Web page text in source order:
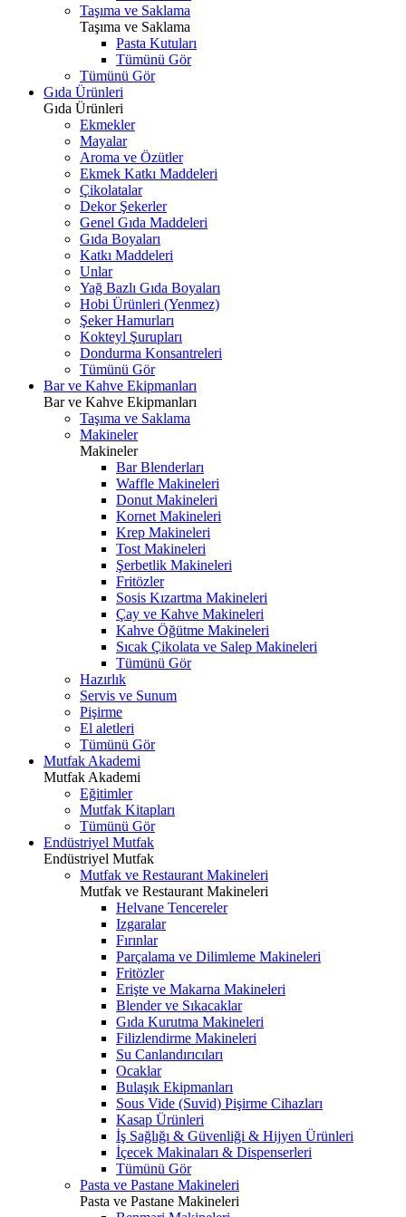
Taşıma ve Saklama
Taşıma ve Saklama
Pasta Kutuları
Tümünü Gör
Tümünü Gör
Gıda Ürünleri
Gıda Ürünleri
Ekmekler
Mayalar
Aroma ve Özütler
Ekmek Katkı Maddeleri
Çikolatalar
Dekor Şekerler
Genel Gıda Maddeleri
Gıda Boyaları
Katkı Maddeleri
Unlar
Yağ Bazlı Gıda Boyaları
Hobi Ürünleri (Yenmez)
Şeker Hamurları
Kokteyl Şurupları
Dondurma Konsantreleri
Tümünü Gör
Bar ve Kahve Ekipmanları
Bar ve Kahve Ekipmanları
Taşıma ve Saklama
Makineler
Makineler
Bar Blenderları
Waffle Makineleri
Donut Makineleri
Kornet Makineleri
Krep Makineleri
Tost Makineleri
Şerbetlik Makineleri
Fritözler
Sosis Kızartma Makineleri
Çay ve Kahve Makineleri
Kahve Öğütme Makineleri
Sıcak Çikolata ve Salep Makineleri
Tümünü Gör
Hazırlık
Servis ve Sunum
Pişirme
El aletleri
Tümünü Gör
Mutfak Akademi
Mutfak Akademi
Eğitimler
Mutfak Kitapları
Tümünü Gör
Endüstriyel Mutfak
Endüstriyel Mutfak
Mutfak ve Restaurant Makineleri
Mutfak ve Restaurant Makineleri
Helvane Tencereler
Izgaralar
Fırınlar
Parçalama ve Dilimleme Makineleri
Fritözler
Erişte ve Makarna Makineleri
Blender ve Sıkacaklar
Gıda Kurutma Makineleri
Filizlendirme Makineleri
Su Canlandırıcıları
Ocaklar
Bulaşık Ekipmanları
Sous Vide (Suvid) Pişirme Cihazları
Kasap Ürünleri
İş Sağlığı & Güvenliği & Hijyen Ürünleri
İçecek Makinaları & Dispenserleri
Tümünü Gör
Pasta ve Pastane Makineleri
Pasta ve Pastane Makineleri